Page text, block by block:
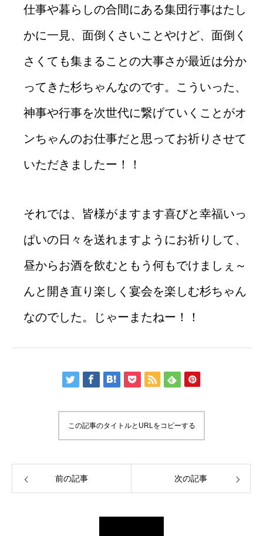
仕事や暮らしの合間にある集団行事はたし
かに一見、面倒くさいことやけど、面倒く
さくても集まることの大事さが最近は分か
ってきた杉ちゃんなのです。こういった、
神事や行事を次世代に繋げていくことがオ
ンちゃんのお仕事だと思ってお祈りさせて
いただきましたー！！
それでは、皆様がますます喜びと幸福いっ
ぱいの日々を送れますようにお祈りして、
昼からお酒を飲むともう何もでけましぇ～
んと開き直り楽しく宴会を楽しむ杉ちゃん
なのでした。じゃーまたねー！！
この記事のタイトルとURLをコピーする
前の記事 次の記事